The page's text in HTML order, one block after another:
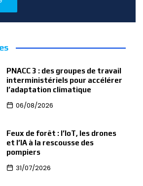
PNACC 3 : des groupes de travail
interministériels pour accélérer
l’adaptation climatique
06/08/2026
Feux de forêt : l’IoT, les drones
et l’IA à la rescousse des
pompiers
31/07/2026